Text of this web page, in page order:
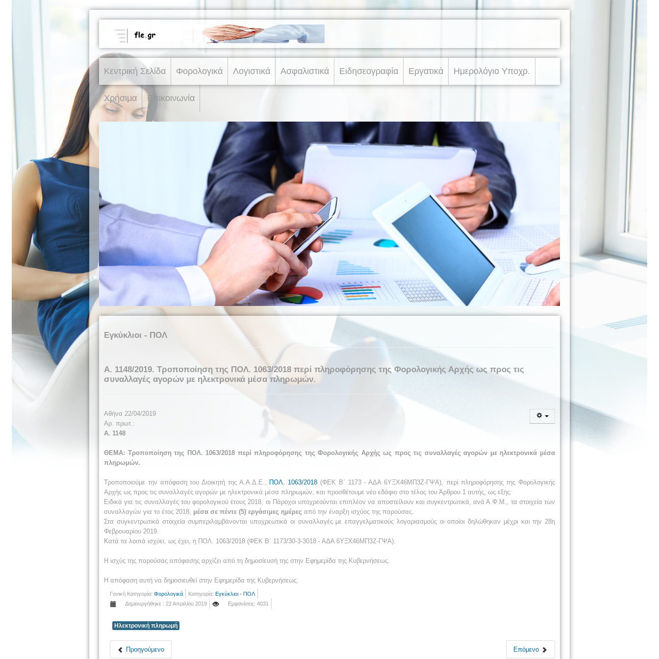
Κεντρική Σελίδα Φορολογικά Λογιστικά Ασφαλιστικά Ειδησεογραφία Εργατικά Ημερολόγιο Υποχρ.
Χρήσιμα Επικοινωνία
Εγκύκλιοι - ΠΟΛ
Α. 1148/2019. Τροποποίηση της ΠΟΛ. 1063/2018 περί πληροφόρησης της Φορολογικής Αρχής ως προς τις
συναλλαγές αγορών με ηλεκτρονικά μέσα πληρωμών.
Αθήνα 22/04/2019
Αρ. πρωτ.:
Α. 1148
ΘΕΜΑ: Τροποποίηση της ΠΟΛ. 1063/2018 περί πληροφόρησης της Φορολογικής Αρχής ως προς τις συναλλαγές αγορών με ηλεκτρονικά μέσα
πληρωμών.
Τροποποιούμε την απόφαση του Διοικητή της Α.Α.Δ.Ε., ΠΟΛ. 1063/2018 (ΦΕΚ Β΄ 1173 - ΑΔΑ 6ΥΞΧ46ΜΠ3Ζ-ΓΨΑ), περί πληροφόρησης της Φορολογικής
Αρχής ως προς τις συναλλαγές αγορών με ηλεκτρονικά μέσα πληρωμών, και προσθέτουμε νέο εδάφιο στο τέλος του Άρθρου 1 αυτής, ως εξής:
Ειδικά για τις συναλλαγές του φορολογικού έτους 2018, οι Πάροχοι υποχρεούνται επιπλέον να αποστείλουν και συγκεντρωτικά, ανά Α.Φ.Μ., τα στοιχεία των
συναλλαγών για το έτος 2018, μέσα σε πέντε (5) εργάσιμες ημέρες από την έναρξη ισχύος της παρούσας.
Στα συγκεντρωτικά στοιχεία συμπεριλαμβάνονται υποχρεωτικά οι συναλλαγές με επαγγελματικούς λογαριασμούς οι οποίοι δηλώθηκαν μέχρι και την 28η
Φεβρουαρίου 2019.
Κατά τα λοιπά ισχύει, ως έχει, η ΠΟΛ. 1063/2018 (ΦΕΚ Β΄ 1173/30-3-3018 - ΑΔΑ 6ΥΞΧ46ΜΠ3Ζ-ΓΨΑ).
Η ισχύς της παρούσας απόφασης αρχίζει από τη δημοσίευσή της στην Εφημερίδα της Κυβερνήσεως.
Η απόφαση αυτή να δημοσιευθεί στην Εφημερίδα της Κυβερνήσεως.
Γονική Κατηγορία: Φορολογικά Κατηγορία: Εγκύκλιοι - ΠΟΛ
Δημιουργήθηκε : 22 Απριλίου 2019
Εμφανίσεις: 4031
Ηλεκτρονική πληρωμή
Προηγούμενο Επόμενο